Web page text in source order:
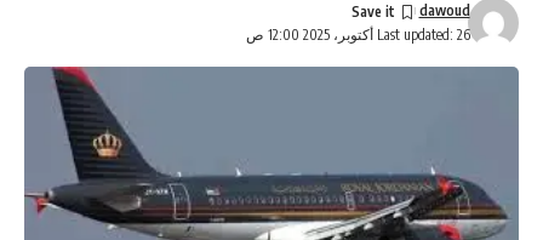
Last updated: 26 أكتوبر، 2025 12:00 ص
dawoud